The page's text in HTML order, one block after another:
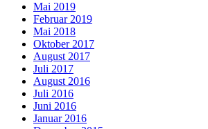
Mai 2019
Februar 2019
Mai 2018
Oktober 2017
August 2017
Juli 2017
August 2016
Juli 2016
Juni 2016
Januar 2016